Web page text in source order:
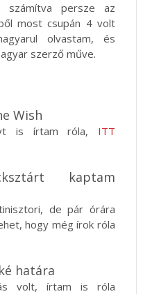
számítva persze az
most csupán 4 volt
olvastam, és
szerző műve.
Wish
is írtam róla, ITT
kaptam
de pár órára
hogy még írok róla
határa
volt, írtam is róla